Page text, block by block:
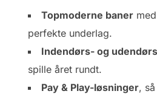
Topmoderne baner
perfekte underlag.
Indendørs- og
spille året rundt.
Pay & Play-løsninger,